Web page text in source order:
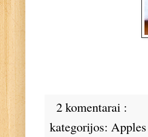
2 komentarai :
kategorijos: Apples